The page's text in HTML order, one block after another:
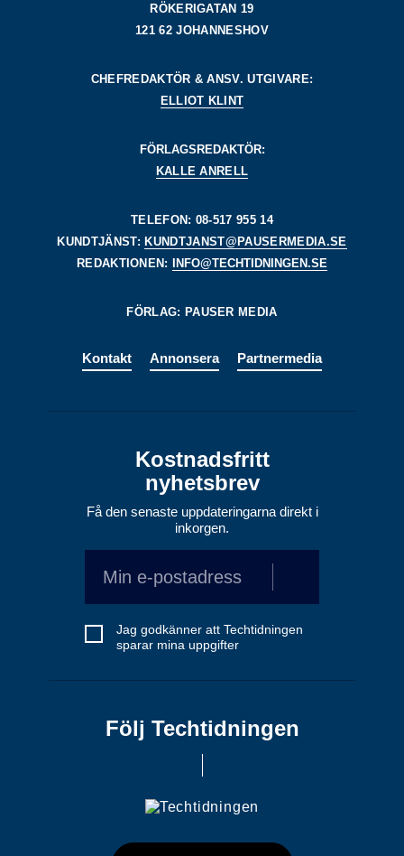
RÖKERIGATAN 19
121 62 JOHANNESHOV
CHEFREDAKTÖR & ANSV. UTGIVARE:
ELLIOT KLINT
FÖRLAGSREDAKTÖR:
KALLE ANRELL
TELEFON: 08-517 955 14
KUNDTJÄNST: KUNDTJANST@PAUSERMEDIA.SE
REDAKTIONEN:
INFO@TECHTIDNINGEN.SE
FÖRLAG: PAUSER MEDIA
Kontakt Annonsera Partnermedia
Kostnadsfritt
nyhetsbrev
Få den senaste uppdateringarna direkt i
inkorgen.
Jag godkänner att Techtidningen
sparar mina uppgifter
Följ Techtidningen